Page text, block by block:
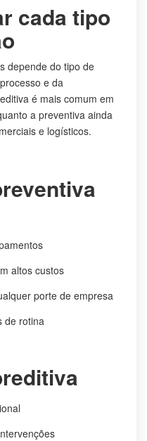
cada tipo
depende do tipo de
e da
é mais comum em
a preventiva ainda
e logísticos.
altos custos
porte de empresa
de rotina